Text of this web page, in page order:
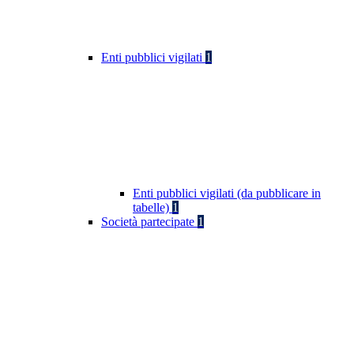
Enti pubblici vigilati 1
Enti pubblici vigilati (da pubblicare in
tabelle) 1
Società partecipate 1